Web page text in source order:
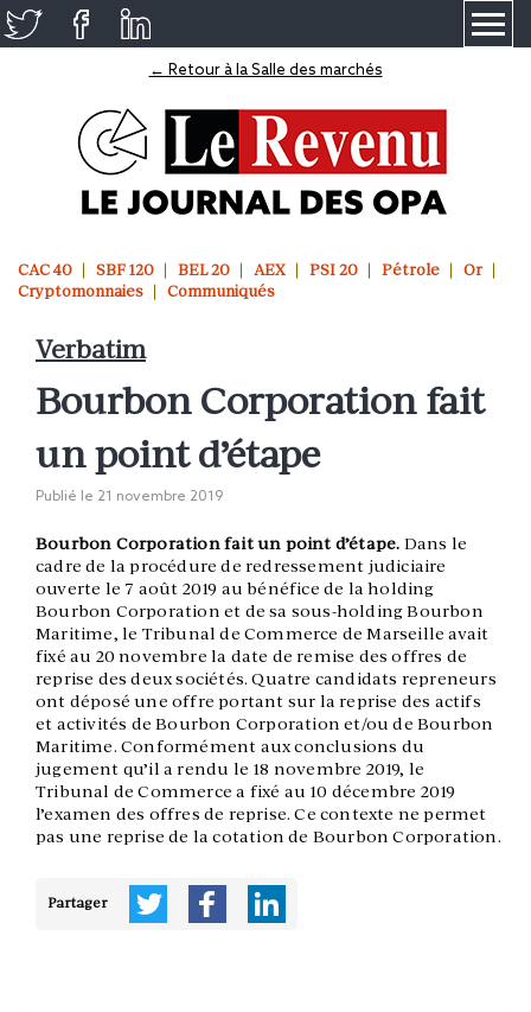
← Retour à la Salle des marchés
CAC 40 SBF 120 BEL 20 AEX PSI 20 Pétrole
Or
Cryptomonnaies
Communiqués
Verbatim
Bourbon Corporation fait
un point d’étape
Publié le 21 novembre 2019
Bourbon Corporation fait un point d’étape. Dans le
cadre de la procédure de redressement judiciaire
ouverte le 7 août 2019 au bénéfice de la holding
Bourbon Corporation et de sa sous-holding Bourbon
Maritime, le Tribunal de Commerce de Marseille avait
fixé au 20 novembre la date de remise des offres de
reprise des deux sociétés. Quatre candidats repreneurs
ont déposé une offre portant sur la reprise des actifs
et activités de Bourbon Corporation et/ou de Bourbon
Maritime. Conformément aux conclusions du
jugement qu’il a rendu le 18 novembre 2019, le
Tribunal de Commerce a fixé au 10 décembre 2019
l’examen des offres de reprise. Ce contexte ne permet
pas une reprise de la cotation de Bourbon Corporation.
Partager